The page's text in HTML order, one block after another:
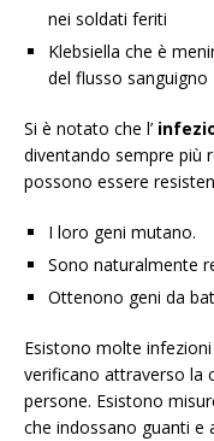
nei soldati feriti
Klebsiella che è
del flusso sanguigno
Si è notato che l’
diventando sempre più
possono essere
I loro geni mutano.
Sono naturalmente
Ottenono geni da
Esistono molte
verificano attraverso la
persone. Esistono
che indossano guanti e